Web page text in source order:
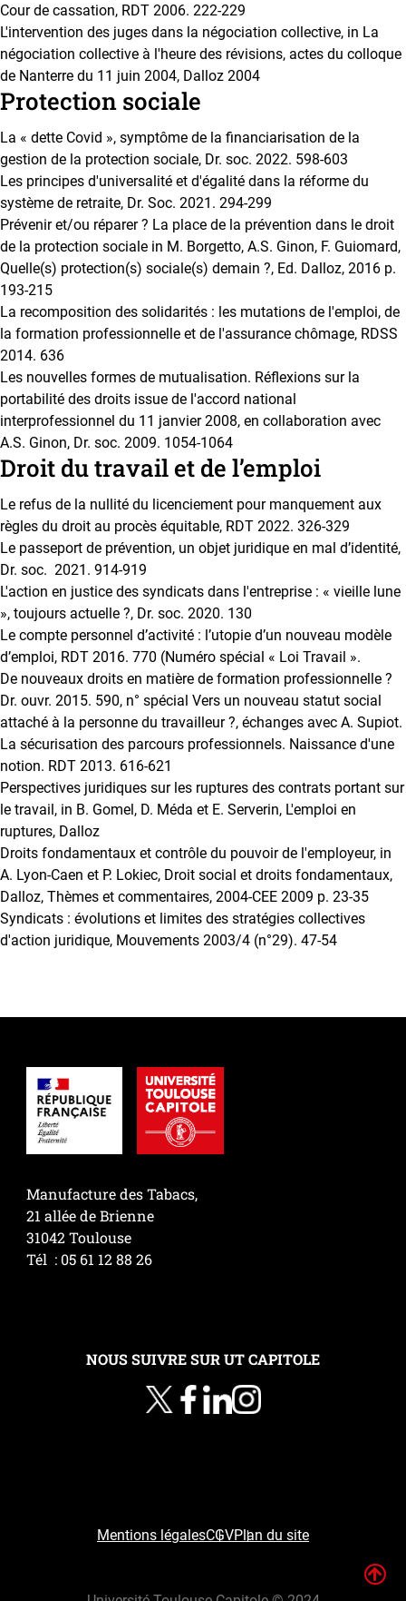
Cour de cassation, RDT 2006. 222-229
L'intervention des juges dans la négociation collective, in La
négociation collective à l'heure des révisions, actes du colloque
de Nanterre du 11 juin 2004, Dalloz 2004
Protection sociale
La « dette Covid », symptôme de la financiarisation de la
gestion de la protection sociale, Dr. soc. 2022. 598-603
Les principes d'universalité et d'égalité dans la réforme du
système de retraite, Dr. Soc. 2021. 294-299
Prévenir et/ou réparer ? La place de la prévention dans le droit
de la protection sociale in M. Borgetto, A.S. Ginon, F. Guiomard,
Quelle(s) protection(s) sociale(s) demain ?, Ed. Dalloz, 2016 p.
193-215
La recomposition des solidarités : les mutations de l'emploi, de
la formation professionnelle et de l'assurance chômage, RDSS
2014. 636
Les nouvelles formes de mutualisation. Réflexions sur la
portabilité des droits issue de l'accord national
interprofessionnel du 11 janvier 2008, en collaboration avec
A.S. Ginon, Dr. soc. 2009. 1054-1064
Droit du travail et de l’emploi
Le refus de la nullité du licenciement pour manquement aux
règles du droit au procès équitable, RDT 2022. 326-329
Le passeport de prévention, un objet juridique en mal d’identité,
Dr. soc. 2021. 914-919
L'action en justice des syndicats dans l'entreprise : « vieille lune
», toujours actuelle ?, Dr. soc. 2020. 130
Le compte personnel d’activité : l’utopie d’un nouveau modèle
d’emploi, RDT 2016. 770 (Numéro spécial « Loi Travail ».
De nouveaux droits en matière de formation professionnelle ?
Dr. ouvr. 2015. 590, n° spécial Vers un nouveau statut social
attaché à la personne du travailleur ?, échanges avec A. Supiot.
La sécurisation des parcours professionnels. Naissance d'une
notion. RDT 2013. 616-621
Perspectives juridiques sur les ruptures des contrats portant sur
le travail, in B. Gomel, D. Méda et E. Serverin, L'emploi en
ruptures, Dalloz
Droits fondamentaux et contrôle du pouvoir de l'employeur, in
A. Lyon-Caen et P. Lokiec, Droit social et droits fondamentaux,
Dalloz, Thèmes et commentaires, 2004-CEE 2009 p. 23-35
Syndicats : évolutions et limites des stratégies collectives
d'action juridique, Mouvements 2003/4 (n°29). 47-54
Manufacture des Tabacs,
21 allée de Brienne
31042 Toulouse
Tél : 05 61 12 88 26
NOUS SUIVRE SUR UT CAPITOLE
Mentions légalesCGVPlan du site